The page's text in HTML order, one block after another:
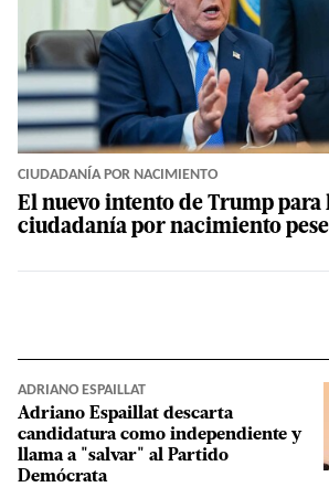
CIUDADANÍA POR NACIMIENTO
El nuevo intento de Trump
ciudadanía por nacimiento
ADRIANO ESPAILLAT
Adriano Espaillat descarta
candidatura como independiente y
llama a "salvar" al Partido
Demócrata